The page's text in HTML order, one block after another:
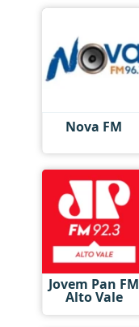
Nova FM
Jovem Pan FM
Alto Vale